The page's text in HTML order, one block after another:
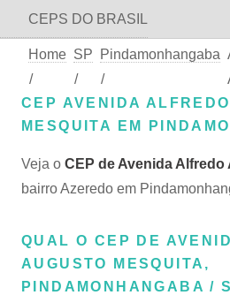
CEPS DO BRASIL
Home
/
SP
/
Pindamonhangaba
/
CEP AVENIDA
MESQUITA EM
Veja o CEP de Avenida
bairro Azeredo em
QUAL O CEP DE
AUGUSTO MESQUITA,
PINDAMONHANGABA /